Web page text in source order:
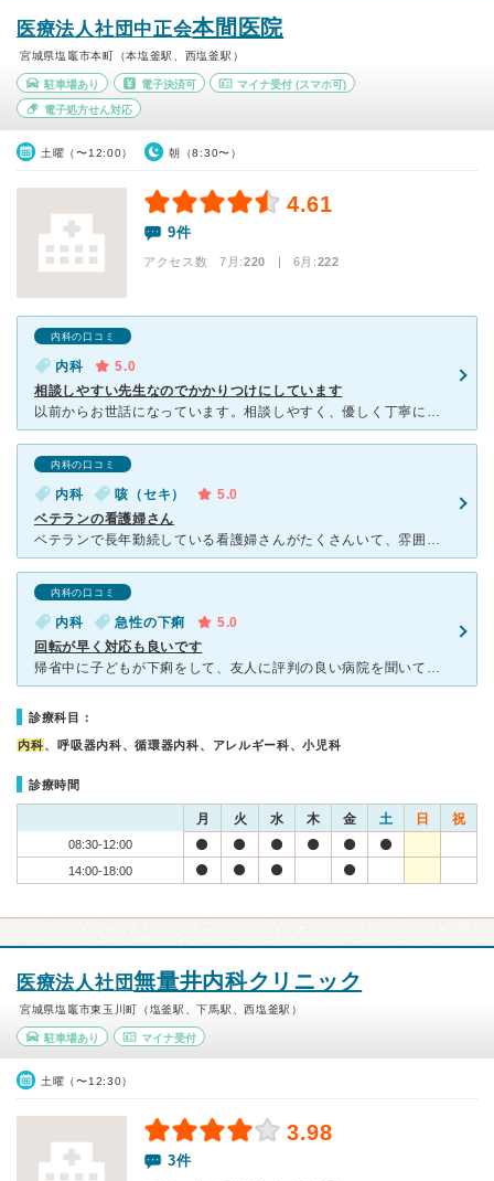
医療法人社団中正会本間医院
宮城県塩竈市本町（本塩釜駅、西塩釜駅）
駐車場あり 電子決済可 マイナ受付 (スマホ可)
電子処方せん対応
土曜（〜12:00） 朝（8:30〜）
4.61
9件
アクセス数 7月:220 | 6月:222
内科の口コミ
内科
5.0
相談しやすい先生なのでかかりつけにしています
以前からお世話になっています。相談しやすく、優しく丁寧に診察の結果をお話しいただけるので安心できます。 受付、看護師のスタッフの皆さんもテキパキと対応していただけるので、こちらの方々にも安心をい
内科の口コミ
内科 咳（セキ）
5.0
ベテランの看護婦さん
ベテランで長年勤続している看護婦さんがたくさんいて、雰囲気が良いです。 単純に考えて、働いている人たちの入れ替わりがあまりないというのは、職場としての雰囲気も良いからではないでしょうか？ 先生は、
内科の口コミ
内科 急性の下痢
5.0
回転が早く対応も良いです
帰省中に子どもが下痢をして、友人に評判の良い病院を聞いてこちらを受診しました。子ども専用の待合室があり周りに気を遣わずに待つことができました。先生も看護師さんも皆気さくで話しやすく、質問にも全て丁寧に
診療科目：
内科、呼吸器内科、循環器内科、アレルギー科、小児科
診療時間
月 火 水 木 金 土 日 祝
08:30-12:00
14:00-18:00
医療法人社団無量井内科クリニック
宮城県塩竈市東玉川町（塩釜駅、下馬駅、西塩釜駅）
駐車場あり マイナ受付
土曜（〜12:30）
3.98
3件